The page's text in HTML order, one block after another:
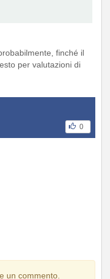
finché il
per valutazioni di
0
un commento.